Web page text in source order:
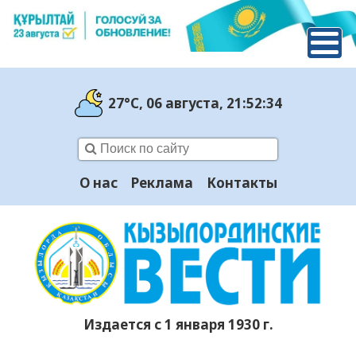
27°C, 06 августа, 21:52:35
О нас Реклама Контакты
Издается с 1 января 1930 г.